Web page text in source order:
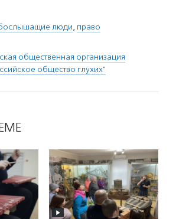
люди, право
общественная организация
общество глухих"